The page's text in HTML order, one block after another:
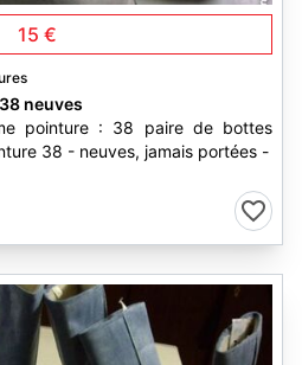
15 €
neuves
pointure : 38 paire de bottes
38 - neuves, jamais portées -